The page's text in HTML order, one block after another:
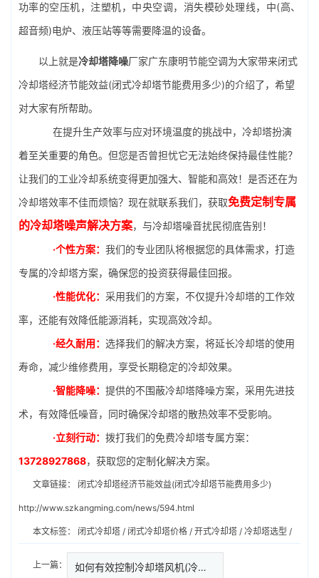
功率的空压机，注塑机， 中央空调，消失模砂处理线，中(高、
超音频)电炉、液压站等等需要降温的设备。
以上就是冷却塔降噪厂家广东康明节能空调为大家带来闭式
冷却塔经济节能效益(闭式冷却塔节能费用多少)的介绍了，希望
对大家有所帮助。
在提升生产效率与应对环境温度的挑战中，冷却塔扮演
着至关重要的角色。但您是否曾担忧它无法始终保持最佳性能？
让我们的工业冷却系统变得更加强大、智能和高效！是否还在为
冷却塔效率不佳而烦恼？现在就联系我们，获取免费定制专属
的冷却塔噪声解决方案，与冷却塔噪音扰民彻底告别！
·个性方案： 我们的专业团队将根据您的具体需求，打造
专属的冷却塔方案，确保您的投资获得最佳回报。
·性能优化： 采用我们的方案，不仅提升冷却塔的工作效
率，还能有效降低能源消耗，实现高效冷却。
·经久耐用： 选择我们的解决方案，将延长冷却塔的使用
寿命，减少维修费用，享受长期稳定的冷却效果。
·智能降噪： 提供的不围蔽冷却塔降噪方案，采用先进技
术，有效降低噪音，同时确保冷却塔的散热效率不受影响。
·立刻行动： 拨打我们的免费冷却塔专属方案：
13728927868，获取您的定制化解决方案。
文章链接： 闭式冷却塔经济节能效益(闭式冷却塔节能费用多少)
http://www.szkangming.com/news/594.html
本文标签： 闭式冷却塔 / 闭式冷却塔价格 / 开式冷却塔 / 冷却塔选型 /
上一篇： 如何有效控制冷却塔风机(冷却塔…